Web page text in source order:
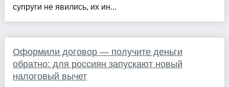
супруги не явились, их ин...
Оформили договор — получите деньги
обратно: для россиян запускают новый
налоговый вычет